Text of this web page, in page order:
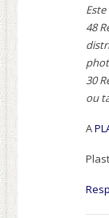
48
30
ou
A